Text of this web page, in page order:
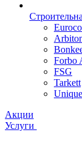
Forbo
FSG
Tarkett
Unique
Акции
Услуги